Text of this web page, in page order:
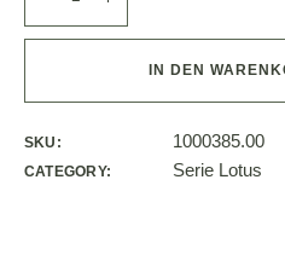
IN DEN
SKU: 1000385.00
CATEGORY: Serie Lotus